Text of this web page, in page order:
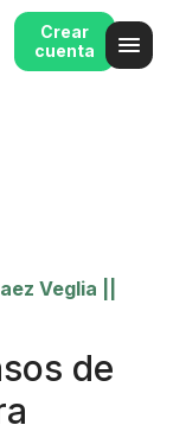
Crear
cuenta
Veglia
de